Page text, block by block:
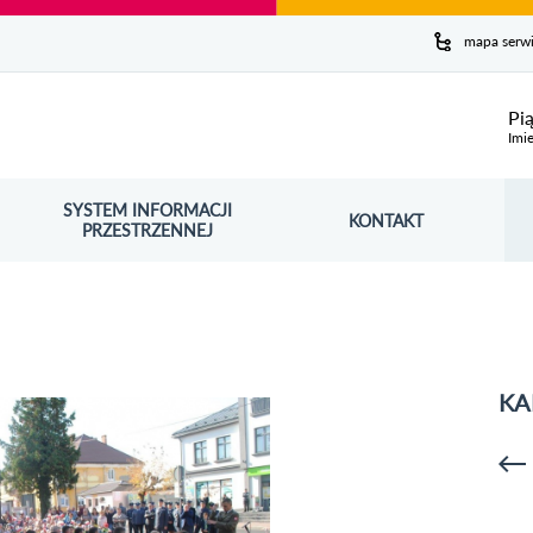
mapa
SYSTEM INFORMACJI
PRZESTRZENNEJ
OTWORZY SIĘ W NOWYM OKNIE KONTAKT